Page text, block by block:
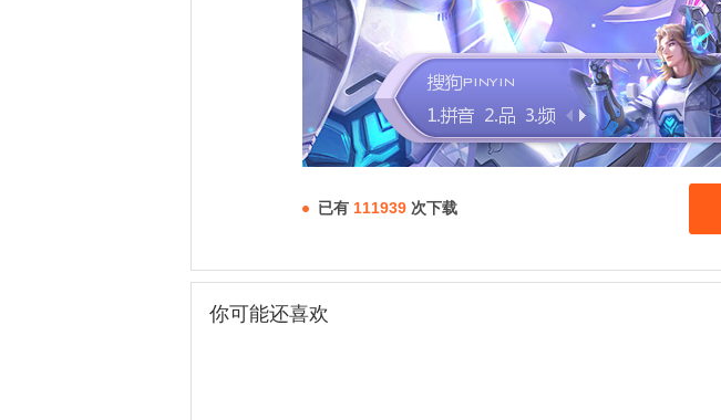
已有 111939 次下载
你可能还喜欢